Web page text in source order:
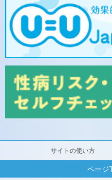
サイトの使い方
ページ